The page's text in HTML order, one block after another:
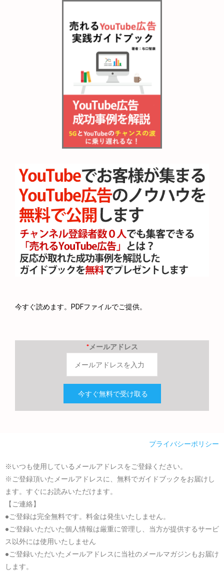
今すぐ読めます。PDFファイルでご提供。
*メールアドレス
プライバシーポリシー
※いつも使用しているメールアドレスをご登録ください。
※ご登録頂いたメールアドレスに、無料でガイドブックをお届けし
ます。すぐにお読みいただけます。
【ご連絡】
●ご登録は完全無料です。料金は発生いたしません。
●ご登録いただいた個人情報は厳重に管理し、当方が提供するサービ
ス以外には使用いたしません
●ご登録いただいたメールアドレスに当社のメールマガジンもお届け
します。